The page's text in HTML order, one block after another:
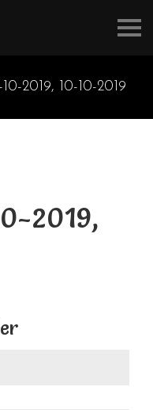
2019, 10-10-2019
2019,